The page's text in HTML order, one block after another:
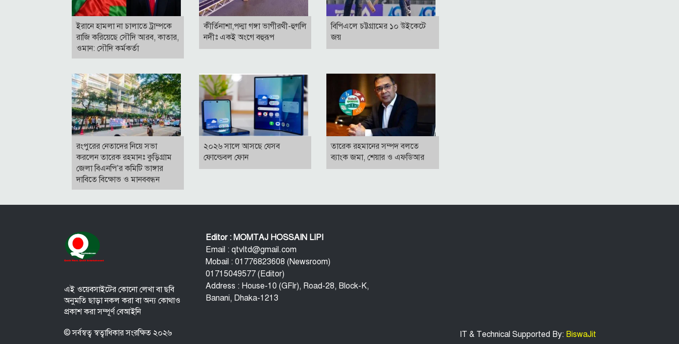
ইরানে হামলা না চালাতে ট্রাম্পকে
রাজি করিয়েছে সৌদি আরব, কাতার,
ওমান: সৌদি কর্মকর্তা
কীর্তিনাশা,পদ্মা গঙ্গা ভাগীরথী-হুগলি
নদীঃ একই অংগে বহুরূপ
বিপিএলে চট্টগ্রামের ১০ উইকেটে
জয়
রংপুরের নেতাদের নিয়ে সভা
করলেন তারেক রহমানঃ কুড়িগ্রাম
জেলা বিএনপি’র কমিটি ভাঙ্গার
দাবিতে বিক্ষোভ ও মানববন্ধন
২০২৬ সালে আসছে যেসব
ফোল্ডেবল ফোন
তারেক রহমানের সম্পদ বলতে
ব্যাংক জমা, শেয়ার ও এফডিআর
এই ওয়েবসাইটের কোনো লেখা বা ছবি
অনুমতি ছাড়া নকল করা বা অন্য কোথাও
প্রকাশ করা সম্পূর্ণ বেআইনি
Editor : MOMTAJ HOSSAIN LIPI
Email : qtvltd@gmail.com
Mobail : 01776823608 (Newsroom)
01715049577 (Editor)
Address : House-10 (GFlr), Road-28, Block-K,
Banani, Dhaka-1213
© সর্বস্বত্ব স্বত্বাধিকার সংরক্ষিত ২০২৬ IT & Technical Supported By: BiswaJit